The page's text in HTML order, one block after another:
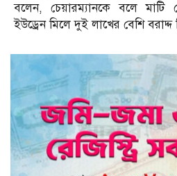
বলেন, চেয়ারম্যানকে বলে মাটি
ইউড্রেন মিলে দুই লাখের বেশি বরাদ্দ